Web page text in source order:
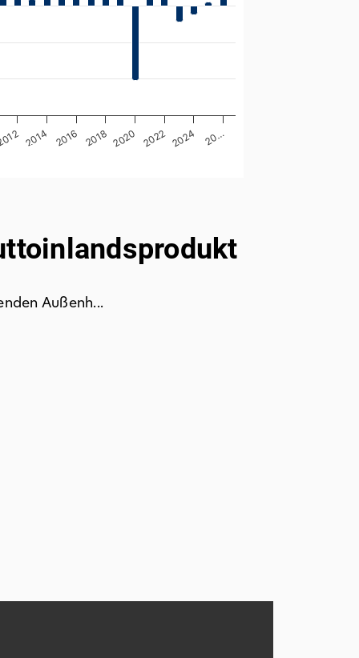
2014 2016 2018 2020 2022 2024 20…
Außenh...